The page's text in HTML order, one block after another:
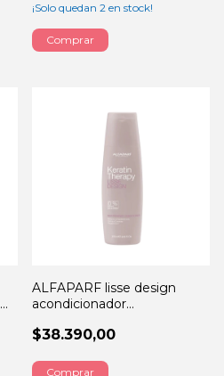
¡Solo quedan 2 en stock!
ALFAPARF lisse design
acondicionador
$38.390,00